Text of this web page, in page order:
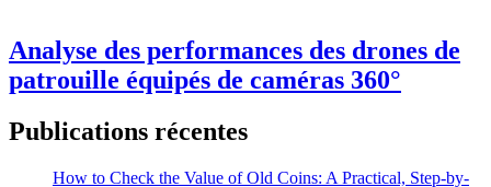
Analyse des performances des drones de
patrouille équipés de caméras 360°
Publications récentes
How to Check the Value of Old Coins: A Practical, Step-by-